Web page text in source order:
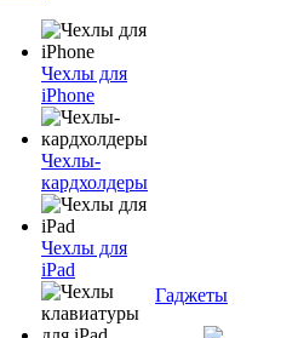
Чехлы для
iPhone
Чехлы-
кардхолдеры
Чехлы для
iPad
Гаджеты